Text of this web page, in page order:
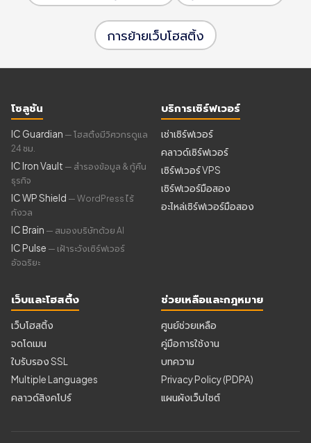
การย้ายเว็บโฮสติ้ง
โซลูชัน
IC Guardian — โฮสติ้งมีวิศวกรดูแล
24 ชม.
IC Iron Vault — สำรองข้อมูล & กู้คืน
ธุรกิจ
IC WP Shield — WordPress ไร้
กังวล
IC Brain — สมองบริษัทด้วย AI
IC Pulse — เฝ้าระวังเซิร์ฟเวอร์
อัจฉริยะ
บริการเซิร์ฟเวอร์
เช่าเซิร์ฟเวอร์
คลาวด์เซิร์ฟเวอร์
เซิร์ฟเวอร์ VPS
เซิร์ฟเวอร์มือสอง
อะไหล่เซิร์ฟเวอร์มือสอง
เว็บและโฮสติ้ง
เว็บโฮสติ้ง
จดโดเมน
ใบรับรอง SSL
Multiple Languages
คลาวด์สิงคโปร์
ช่วยเหลือและกฎหมาย
ศูนย์ช่วยเหลือ
คู่มือการใช้งาน
บทความ
Privacy Policy (PDPA)
แผนผังเว็บไซต์